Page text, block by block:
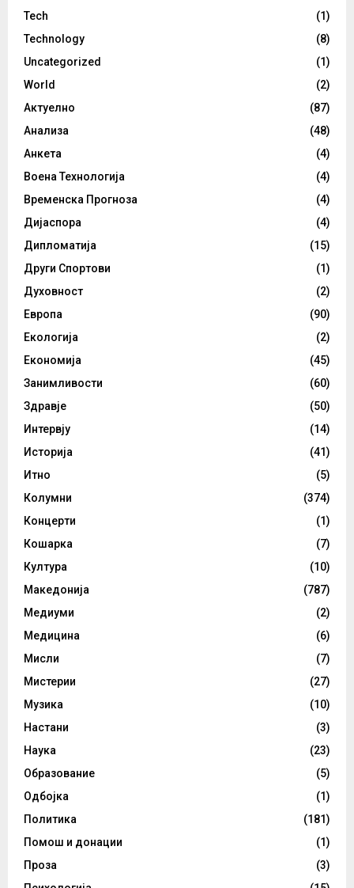
Tech
(1)
Technology
(8)
Uncategorized
(1)
World
(2)
Актуелно
(87)
Анализа
(48)
Анкета
(4)
Воена Технологија
(4)
Временска Прогноза
(4)
Дијаспора
(4)
Дипломатија
(15)
Други Спортови
(1)
Духовност
(2)
Европа
(90)
Екологија
(2)
Економија
(45)
Занимливости
(60)
Здравје
(50)
Интервју
(14)
Историја
(41)
Итно
(5)
Колумни
(374)
Концерти
(1)
Кошарка
(7)
Култура
(10)
Македонија
(787)
Медиуми
(2)
Медицина
(6)
Мисли
(7)
Мистерии
(27)
Музика
(10)
Настани
(3)
Наука
(23)
Образование
(5)
Одбојка
(1)
Политика
(181)
Помош и донации
(1)
Проза
(3)